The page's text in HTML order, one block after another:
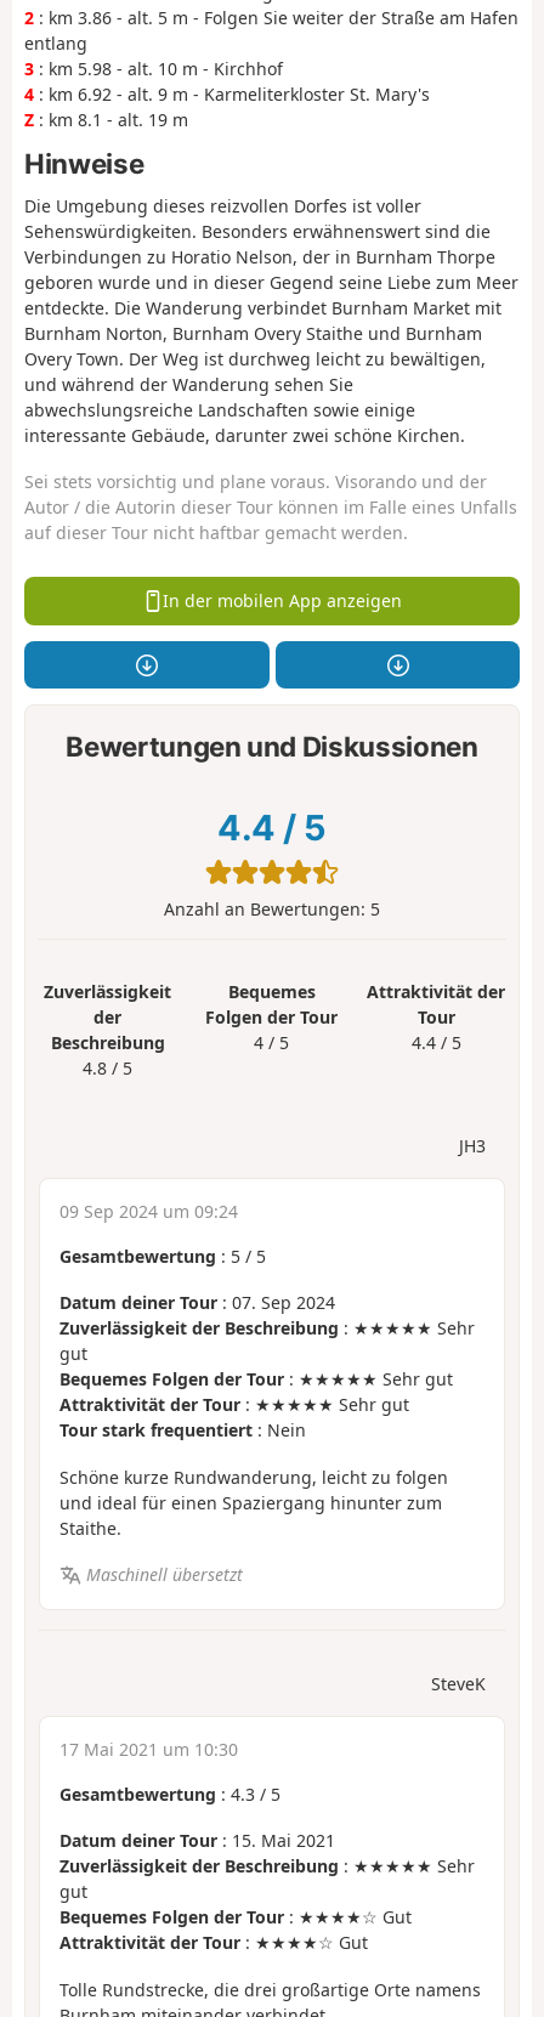
2 : km 3.86 - alt. 5 m - Folgen Sie weiter der Straße am Hafen
entlang
3 : km 5.98 - alt. 10 m - Kirchhof
4 : km 6.92 - alt. 9 m - Karmeliterkloster St. Mary's
Z : km 8.1 - alt. 19 m
Hinweise
Die Umgebung dieses reizvollen Dorfes ist voller
Sehenswürdigkeiten. Besonders erwähnenswert sind die
Verbindungen zu Horatio Nelson, der in Burnham Thorpe
geboren wurde und in dieser Gegend seine Liebe zum Meer
entdeckte. Die Wanderung verbindet Burnham Market mit
Burnham Norton, Burnham Overy Staithe und Burnham
Overy Town. Der Weg ist durchweg leicht zu bewältigen,
und während der Wanderung sehen Sie
abwechslungsreiche Landschaften sowie einige
interessante Gebäude, darunter zwei schöne Kirchen.
Sei stets vorsichtig und plane voraus. Visorando und der
Autor / die Autorin dieser Tour können im Falle eines Unfalls
auf dieser Tour nicht haftbar gemacht werden.
In der mobilen App anzeigen
Bewertungen und Diskussionen
4.4 / 5
Anzahl an Bewertungen: 5
Zuverlässigkeit
der
Beschreibung
4.8 / 5
Bequemes
Folgen der Tour
4 / 5
Attraktivität der
Tour
4.4 / 5
JH3
09 Sep 2024 um 09:24
Gesamtbewertung : 5 / 5
Datum deiner Tour : 07. Sep 2024
Zuverlässigkeit der Beschreibung : ★★★★★ Sehr
gut
Bequemes Folgen der Tour : ★★★★★ Sehr gut
Attraktivität der Tour : ★★★★★ Sehr gut
Tour stark frequentiert : Nein
Schöne kurze Rundwanderung, leicht zu folgen
und ideal für einen Spaziergang hinunter zum
Staithe.
Maschinell übersetzt
SteveK
17 Mai 2021 um 10:30
Gesamtbewertung : 4.3 / 5
Datum deiner Tour : 15. Mai 2021
Zuverlässigkeit der Beschreibung : ★★★★★ Sehr
gut
Bequemes Folgen der Tour : ★★★★☆ Gut
Attraktivität der Tour : ★★★★☆ Gut
Tolle Rundstrecke, die drei großartige Orte namens